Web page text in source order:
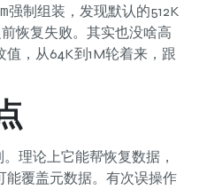
强制组装，发现默认的512K
恢复失败。其实也没啥高
，从64K到1M轮着来，跟
理论上它能帮恢复数据，
能覆盖元数据。有次误操作